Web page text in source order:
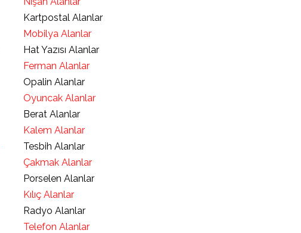
Kartpostal Alanlar
Mobilya Alanlar
Hat Yazısı Alanlar
Ferman Alanlar
Opalin Alanlar
Oyuncak Alanlar
Berat Alanlar
Kalem Alanlar
Tesbih Alanlar
Çakmak Alanlar
Porselen Alanlar
Kılıç Alanlar
Radyo Alanlar
Telefon Alanlar